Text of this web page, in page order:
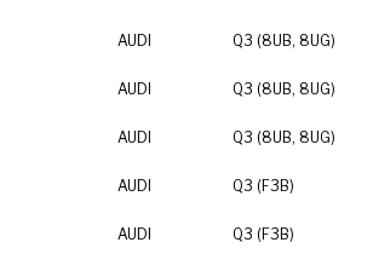
AUDI
Q3 (8UB, 8UG)
AUDI
Q3 (8UB, 8UG)
AUDI
Q3 (8UB, 8UG)
AUDI
Q3 (F3B)
AUDI
Q3 (F3B)